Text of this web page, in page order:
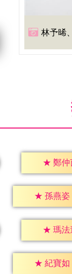
林予晞
★ 鄭仲
★ 孫燕姿
★ 瑪法
★ 紀寶如